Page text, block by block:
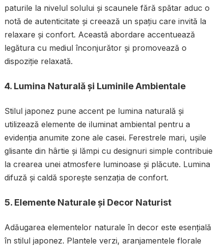
paturile la nivelul solului și scaunele fără spătar aduc o
notă de autenticitate și creează un spațiu care invită la
relaxare și confort. Această abordare accentuează
legătura cu mediul înconjurător și promovează o
dispoziție relaxată.
4. Lumina Naturală și Luminile Ambientale
Stilul japonez pune accent pe lumina naturală și
utilizează elemente de iluminat ambiental pentru a
evidenția anumite zone ale casei. Ferestrele mari, ușile
glisante din hârtie și lămpi cu designuri simple contribuie
la crearea unei atmosfere luminoase și plăcute. Lumina
difuză și caldă sporește senzația de confort.
5. Elemente Naturale și Decor Naturist
Adăugarea elementelor naturale în decor este esențială
în stilul japonez. Plantele verzi, aranjamentele florale